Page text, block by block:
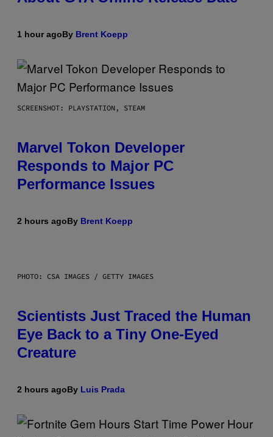
1 hour agoBy Brent Koepp
SCREENSHOT: PLAYSTATION, STEAM
Marvel Tokon Developer
Responds to Major PC
Performance Issues
2 hours agoBy Brent Koepp
PHOTO: CSA IMAGES / GETTY IMAGES
Scientists Just Traced the Human
Eye Back to a Tiny One-Eyed
Creature
2 hours agoBy Luis Prada